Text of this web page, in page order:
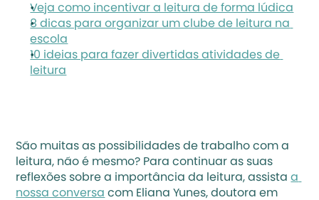
Veja como incentivar a leitura de forma lúdica
8 dicas para organizar um clube de leitura na
escola
10 ideias para fazer divertidas atividades de
leitura
São muitas as possibilidades de trabalho com a
leitura, não é mesmo? Para continuar as suas
reflexões sobre a importância da leitura, assista a
nossa conversa com Eliana Yunes, doutora em